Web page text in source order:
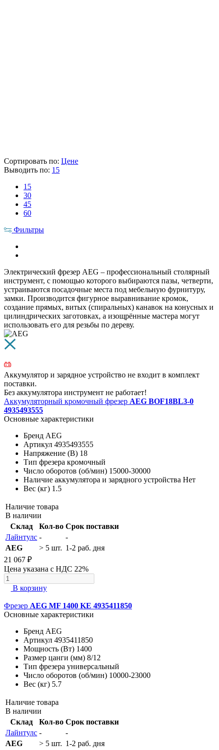
Сортировать по: Цене
Выводить по: 15
15
30
45
60
Фильтры
Электрический фрезер AEG – профессиональный столярный
инструмент, с помощью которого выбираются пазы, четверти,
устраиваются посадочные места под мебельную фурнитуру,
замки. Производится фигурное выравнивание кромок,
создание прямых, витых (спиральных) канавок на конусных и
цилиндрических заготовках, а изощрённые мастера могут
использовать его для резьбы по дереву.
Аккумулятор и зарядное устройство не входит в комплект
поставки.
Без аккумулятора инструмент не работает!
Аккумуляторный кромочный фрезер AEG BOF18BL3-0
4935493555
Основные характеристики
Бренд AEG
Артикул 4935493555
Напряжение (В) 18
Тип фрезера кромочный
Число оборотов (об/мин) 15000-30000
Наличие аккумулятора и зарядного устройства Нет
Вес (кг) 1.5
Наличие товара
В наличии
Склад
Кол-во Срок поставки
Лайнтулс -
-
AEG
> 5 шт. 1-2 раб. дня
21 067 ₽
Цена указана с НДС 22%
В корзину
Фрезер AEG MF 1400 KE 4935411850
Основные характеристики
Бренд AEG
Артикул 4935411850
Мощность (Вт) 1400
Размер цанги (мм) 8/12
Тип фрезера универсальный
Число оборотов (об/мин) 10000-23000
Вес (кг) 5.7
Наличие товара
В наличии
Склад
Кол-во Срок поставки
Лайнтулс -
-
AEG
> 5 шт. 1-2 раб. дня